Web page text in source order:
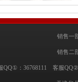
销售一
销售二
QQ①：36768111 客服